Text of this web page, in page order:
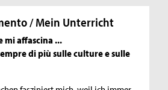
/ Mein Unterricht
mi affascina ...
di più sulle culture e sulle